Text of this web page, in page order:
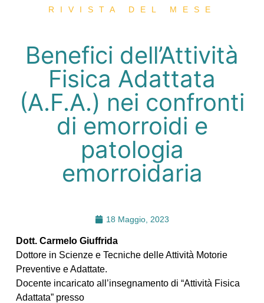
RIVISTA DEL MESE
Benefici dell’Attività
Fisica Adattata
(A.F.A.) nei confronti
di emorroidi e
patologia
emorroidaria
18 Maggio, 2023
Dott. Carmelo Giuffrida
Dottore in Scienze e Tecniche delle Attività Motorie
Preventive e Adattate.
Docente incaricato all’insegnamento di “Attività Fisica
Adattata” presso